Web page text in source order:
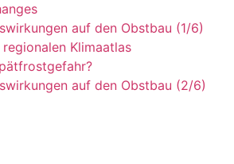
auf den Obstbau (1/6)
Klimaatlas
auf den Obstbau (2/6)